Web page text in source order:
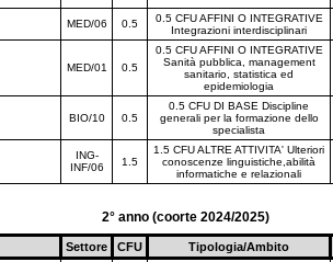
MED/06 0.5
0.5 CFU AFFINI O INTEGRATIVE
Integrazioni interdisciplinari
MED/01 0.5
0.5 CFU AFFINI O INTEGRATIVE
Sanità pubblica, management
sanitario, statistica ed
epidemiologia
BIO/10 0.5
0.5 CFU DI BASE Discipline
generali per la formazione dello
specialista
ING-
INF/06
1.5
1.5 CFU ALTRE ATTIVITA' Ulteriori
conoscenze linguistiche,abilità
informatiche e relazionali
2° anno (coorte 2024/2025)
Settore CFU Tipologia/Ambito